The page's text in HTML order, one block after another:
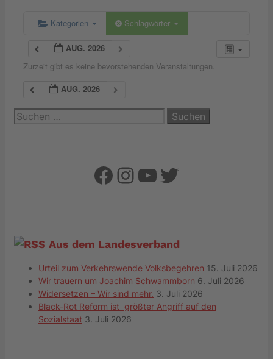
Kategorien Schlagwörter
AUG. 2026
Zurzeit gibt es keine bevorstehenden Veranstaltungen.
AUG. 2026
Suchen
nach:
Facebook
Instagram
YouTube
Twitter
Aus dem Landesverband
Urteil zum Verkehrswende Volksbegehren 15. Juli 2026
Wir trauern um Joachim Schwammborn 6. Juli 2026
Widersetzen – Wir sind mehr. 3. Juli 2026
Black-Rot Reform ist größter Angriff auf den
Sozialstaat 3. Juli 2026